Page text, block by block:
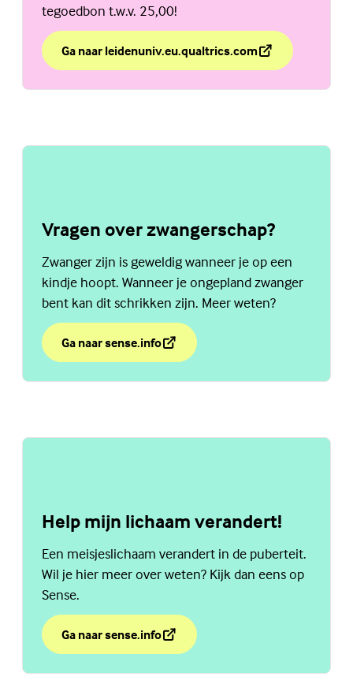
tegoedbon t.w.v. 25,00!
Ga naar leidenuniv.eu.qualtrics.com
over Challenge accepted?
(Externe link)
Vragen over zwangerschap?
Zwanger zijn is geweldig wanneer je op een
kindje hoopt. Wanneer je ongepland zwanger
bent kan dit schrikken zijn. Meer weten?
Ga naar sense.info
over Vragen over zwangerschap?
(Externe link)
Help mijn lichaam verandert!
Een meisjeslichaam verandert in de puberteit.
Wil je hier meer over weten? Kijk dan eens op
Sense.
Ga naar sense.info
over Help mijn lichaam verandert!
(Externe link)